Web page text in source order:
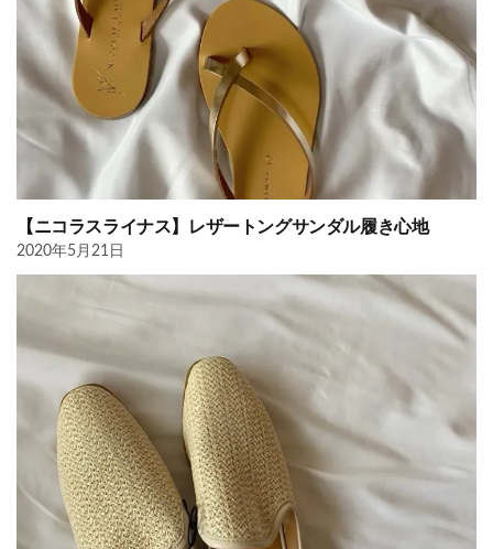
【ニコラスライナス】レザートングサンダル履き心地
2020年5月21日